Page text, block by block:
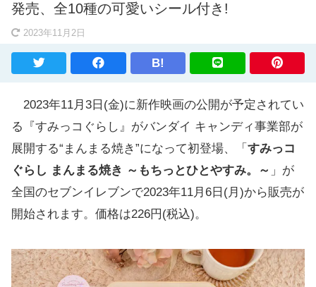
発売、全10種の可愛いシール付き!
2023年11月2日
B!
2023年11月3日(金)に新作映画の公開が予定されてい
る『すみっコぐらし』がバンダイ キャンディ事業部が
展開する“まんまる焼き”になって初登場、「 すみっコ
ぐらし まんまる焼き ～もちっとひとやすみ。～ 」が
全国のセブンイレブンで2023年11月6日(月)から販売が
開始されます。価格は226円(税込)。